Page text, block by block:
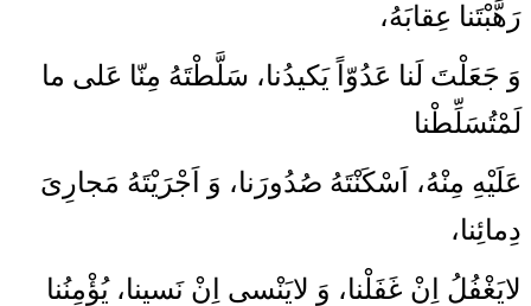
رَهَّبْتَنا عِقابَهُ،
وَ جَعَلْتَ لَنا عَدُوّاً يَكيدُنا، سَلَّطْتَهُ مِنّا عَلى‏ ما
لَمْ‏تُسَلِّطْنا
عَلَيْهِ مِنْهُ، اَسْكَنْتَهُ صُدُورَنا، وَ اَجْرَيْتَهُ مَجارِىَ
دِمائِنا،
لايَغْفُلُ اِنْ غَفَلْنا، وَ لايَنْسى‏ اِنْ نَسينا، يُؤْمِنُنا